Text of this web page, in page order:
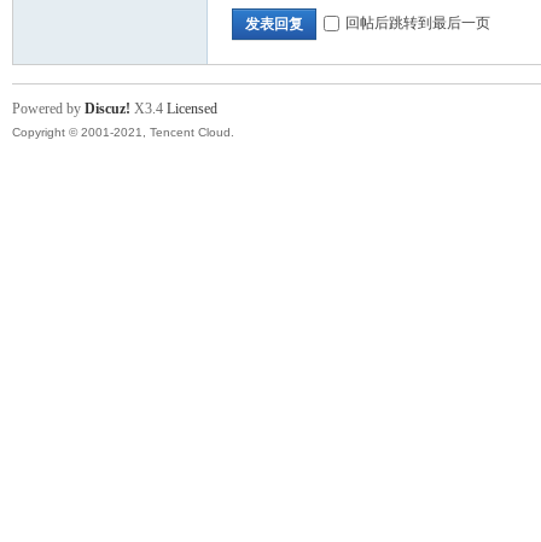
发表回复 回帖后跳转到最后一页
Powered by Discuz! X3.4 Licensed
Copyright © 2001-2021, Tencent Cloud.